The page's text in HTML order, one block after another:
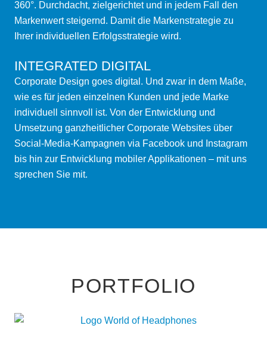
360°. Durchdacht, zielgerichtet und in jedem Fall den
Markenwert steigernd. Damit die Markenstrategie zu
Ihrer individuellen Erfolgsstrategie wird.
INTEGRATED DIGITAL
Corporate Design goes digital. Und zwar in dem Maße,
wie es für jeden einzelnen Kunden und jede Marke
individuell sinnvoll ist. Von der Entwicklung und
Umsetzung ganzheitlicher Corporate Websites über
Social-Media-Kampagnen via Facebook und Instagram
bis hin zur Entwicklung mobiler Applikationen – mit uns
sprechen Sie mit.
PORTFOLIO